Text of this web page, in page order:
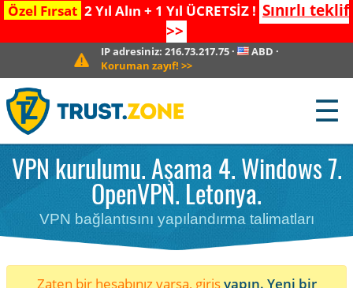
Özel Fırsat 2 Yıl Alın + 1 Yıl ÜCRETSİZ ! Sınırlı teklif
>>
IP adresiniz: 216.73.217.75· ABD ·
Koruman zayıf! >>
☰
VPN kurulumu. Aşama 4. Windows 7.
OpenVPN. Letonya.
VPN bağlantısını yapılandırma talimatları
Zaten bir hesabınız varsa, girişyapın. Yeni bir